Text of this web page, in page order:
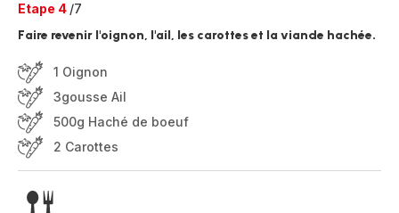
Etape 4 /7
Faire revenir l'oignon, l'ail, les carottes et la viande hachée.
1 Oignon
3gousse Ail
500g Haché de boeuf
2 Carottes